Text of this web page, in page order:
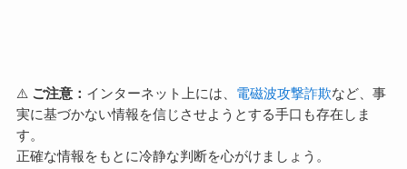
⚠️ ご注意： インターネット上には、 電磁波攻撃詐欺など、事
実に基づかない情報を信じさせようとする手口も存在しま
す。
正確な情報をもとに冷静な判断を心がけましょう。